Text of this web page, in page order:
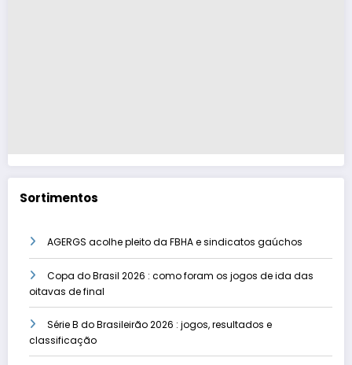
Sortimentos
AGERGS acolhe pleito da FBHA e sindicatos gaúchos
Copa do Brasil 2026 : como foram os jogos de ida das
oitavas de final
Série B do Brasileirão 2026 : jogos, resultados e
classificação